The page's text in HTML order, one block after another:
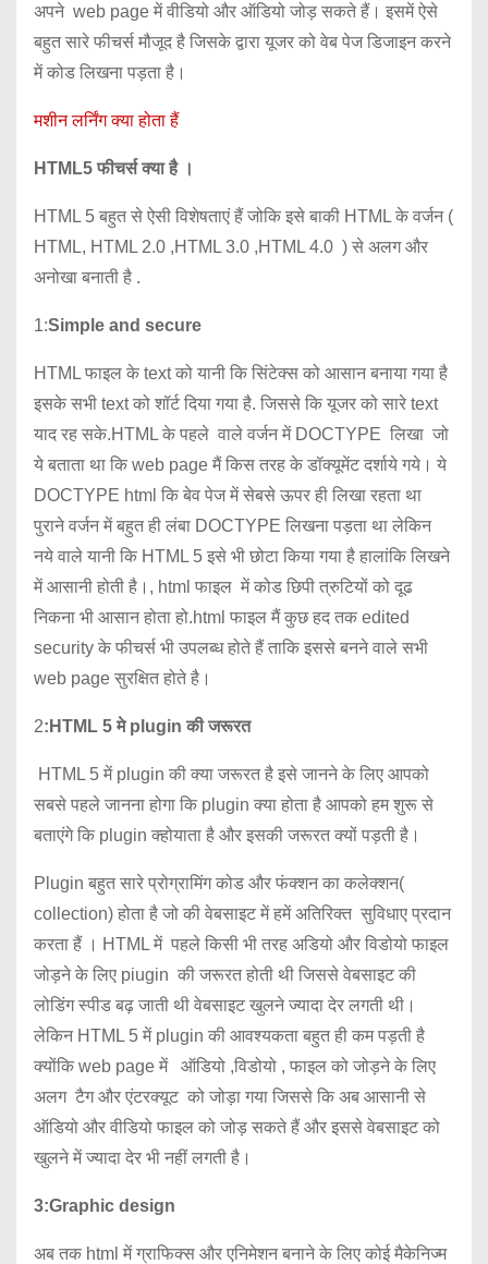
अपने web page में वीडियो और ऑडियो जोड़ सकते हैं। इसमें ऐसे
बहुत सारे फीचर्स मौजूद है जिसके द्वारा यूजर को वेब पेज डिजाइन करने
में कोड लिखना पड़ता है।
मशीन लर्निंग क्या होता हैं
HTML5 फीचर्स क्या है ।
HTML 5 बहुत से ऐसी विशेषताएं हैं जोकि इसे बाकी HTML के वर्जन (
HTML, HTML 2.0 ,HTML 3.0 ,HTML 4.0 ) से अलग और
अनोखा बनाती है .
1:Simple and secure
HTML फाइल के text को यानी कि सिंटेक्स को आसान बनाया गया है
इसके सभी text को शॉर्ट दिया गया है. जिससे कि यूजर को सारे text
याद रह सके.HTML के पहले वाले वर्जन में DOCTYPE लिखा जो
ये बताता था कि web page मैं किस तरह के डॉक्यूमेंट दर्शाये गये। ये
DOCTYPE html कि बेव पेज में सेबसे ऊपर ही लिखा रहता था
पुराने वर्जन में बहुत ही लंबा DOCTYPE लिखना पड़ता था लेकिन
नये वाले यानी कि HTML 5 इसे भी छोटा किया गया है हालांकि लिखने
में आसानी होती है।, html फाइल में कोड छिपी त्रुटियों को दूढ
निकना भी आसान होता हो.html फाइल मैं कुछ हद तक edited
security के फीचर्स भी उपलब्ध होते हैं ताकि इससे बनने वाले सभी
web page सुरक्षित होते है।
2:HTML 5 मे plugin की जरूरत
HTML 5 में plugin की क्या जरूरत है इसे जानने के लिए आपको
सबसे पहले जानना होगा कि plugin क्या होता है आपको हम शुरू से
बताएंगे कि plugin क्होयाता है और इसकी जरूरत क्यों पड़ती है।
Plugin बहुत सारे प्रोग्रामिंग कोड और फंक्शन का कलेक्शन(
collection) होता है जो की वेबसाइट में हमें अतिरिक्त सुविधाए प्रदान
करता हैं । HTML में पहले किसी भी तरह अडियो और विडोयो फाइल
जोड़ने के लिए piugin की जरूरत होती थी जिससे वेबसाइट की
लोडिंग स्पीड बढ़ जाती थी वेबसाइट खुलने ज्यादा देर लगती थी।
लेकिन HTML 5 में plugin की आवश्यकता बहुत ही कम पड़ती है
क्योंकि web page में ऑडियो ,विडोयो , फाइल को जोड़ने के लिए
अलग टैग और एंटरक्यूट को जोड़ा गया जिससे कि अब आसानी से
ऑडियो और वीडियो फाइल को जोड़ सकते हैं और इससे वेबसाइट को
खुलने में ज्यादा देर भी नहीं लगती है।
3:Graphic design
अब तक html में ग्राफिक्स और एनिमेशन बनाने के लिए कोई मैकेनिज्म